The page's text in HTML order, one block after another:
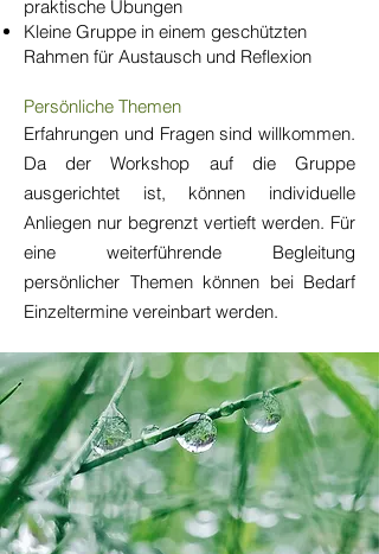
praktische Übungen
Kleine Gruppe in einem geschützten
Rahmen für Austausch und Reflexion
Persönliche Themen
Erfahrungen und Fragen sind willkommen.
Da der Workshop auf die Gruppe
ausgerichtet ist, können individuelle
Anliegen nur begrenzt vertieft werden. Für
eine weiterführende Begleitung
persönlicher Themen können bei Bedarf
Einzeltermine vereinbart werden.